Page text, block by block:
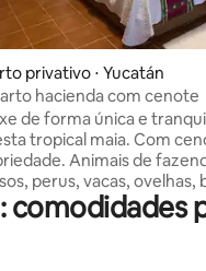
média de 5, 25
privativo ⋅ Yucatán
hacienda com cenote
de forma única e
tropical maia. Com
Animais de
perus, vacas, ovelhas,
para os mais jovens ver
nativa. Quarto espaçoso e